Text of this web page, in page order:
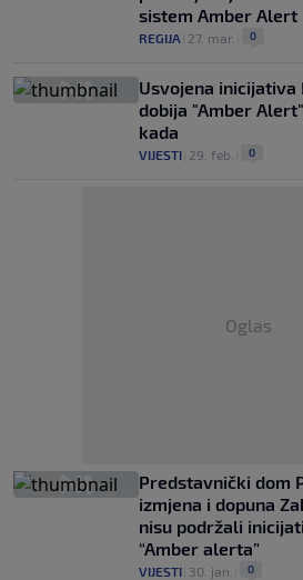
sistem Amber Alert
REGIJA 27. mar. 0
Usvojena inicijativa
dobija "Amber
kada
VIJESTI 29. feb. 0
Oglas
Predstavnički dom
izmjena i dopuna
nisu podržali
“Amber alerta”
VIJESTI 30. jan. 0